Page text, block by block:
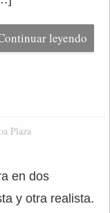
leyendo
Plaza
en dos
y otra realista.